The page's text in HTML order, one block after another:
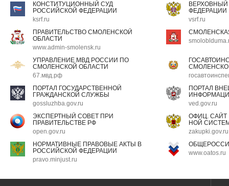
КОНСТИТУЦИОННЫЙ СУД
РОССИЙСКОЙ ФЕДЕРАЦИИ
ksrf.ru
ФЕДЕРАЦИИ
vsrf.ru
ПРАВИТЕЛЬСТВО СМОЛЕНСКОЙ
ОБЛАСТИ
www.admin-smolensk.ru
УПРАВЛЕНИЕ МВД РОССИИ ПО
СМОЛЕНСКОЙ ОБЛАСТИ
67.мвд.рф
ПОРТАЛ ГОСУДАРСТВЕННОЙ
ГРАЖДАНСКОЙ СЛУЖБЫ
gossluzhba.gov.ru
ПОРТАЛ
ved.gov.ru
ЭКСПЕРТНЫЙ СОВЕТ ПРИ
ПРАВИТЕЛЬСТВЕ РФ
open.gov.ru
ОФИЦ.
НОЙ
zakupki.gov.ru
НОРМАТИВНЫЕ ПРАВОВЫЕ АКТЫ В
РОССИЙСКОЙ ФЕДЕРАЦИИ
pravo.minjust.ru
www.oatos.ru